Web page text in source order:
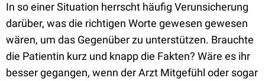
In so einer Situation herrscht häufig Verunsicherung
darüber, was die richtigen Worte gewesen gewesen
wären, um das Gegenüber zu unterstützen. Brauchte
die Patientin kurz und knapp die Fakten? Wäre es ihr
besser gegangen, wenn der Arzt Mitgefühl oder sogar